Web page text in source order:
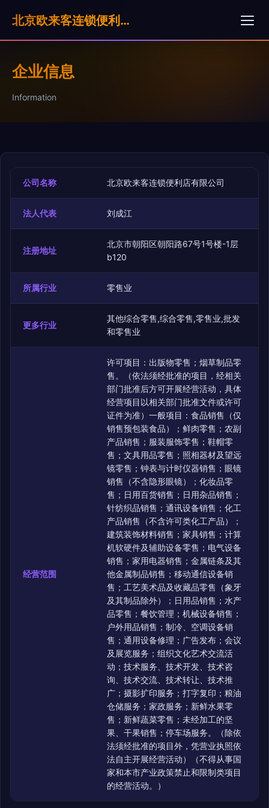
北京欧来客连锁便利店有限公司
企业信息
Information
公司名称 北京欧来客连锁便利店有限公司
法人代表 刘成江
注册地址
北京市朝阳区朝阳路67号1号楼-1层
b120
所属行业 零售业
更多行业
其他综合零售,综合零售,零售业,批发
和零售业
经营范围
许可项目：出版物零售；烟草制品零
售。（依法须经批准的项目，经相关
部门批准后方可开展经营活动，具体
经营项目以相关部门批准文件或许可
证件为准）一般项目：食品销售（仅
销售预包装食品）；鲜肉零售；农副
产品销售；服装服饰零售；鞋帽零
售；文具用品零售；照相器材及望远
镜零售；钟表与计时仪器销售；眼镜
销售（不含隐形眼镜）；化妆品零
售；日用百货销售；日用杂品销售；
针纺织品销售；通讯设备销售；化工
产品销售（不含许可类化工产品）；
建筑装饰材料销售；家具销售；计算
机软硬件及辅助设备零售；电气设备
销售；家用电器销售；金属链条及其
他金属制品销售；移动通信设备销
售；工艺美术品及收藏品零售（象牙
及其制品除外）；日用品销售；水产
品零售；餐饮管理；机械设备销售；
户外用品销售；制冷、空调设备销
售；通用设备修理；广告发布；会议
及展览服务；组织文化艺术交流活
动；技术服务、技术开发、技术咨
询、技术交流、技术转让、技术推
广；摄影扩印服务；打字复印；粮油
仓储服务；家政服务；新鲜水果零
售；新鲜蔬菜零售；未经加工的坚
果、干果销售；停车场服务。（除依
法须经批准的项目外，凭营业执照依
法自主开展经营活动）（不得从事国
家和本市产业政策禁止和限制类项目
的经营活动。）